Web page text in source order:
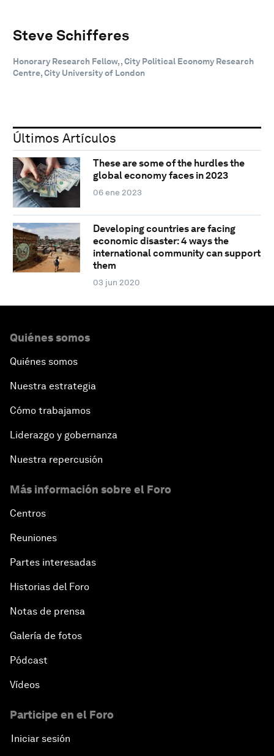
Steve Schifferes
Honorary Research Fellow, , City Political Economy Research
Centre, City University of London
Últimos Artículos
These are some of the hurdles the
global economy faces in 2023
06 ene 2023
Developing countries are facing
economic disaster: 4 ways the
international community can support
them
03 jun 2020
Quiénes somos
Quiénes somos
Nuestra estrategia
Cómo trabajamos
Liderazgo y gobernanza
Nuestra repercusión
Más información sobre el Foro
Centros
Reuniones
Partes interesadas
Historias del Foro
Notas de prensa
Galería de fotos
Pódcast
Vídeos
Participe en el Foro
Iniciar sesión